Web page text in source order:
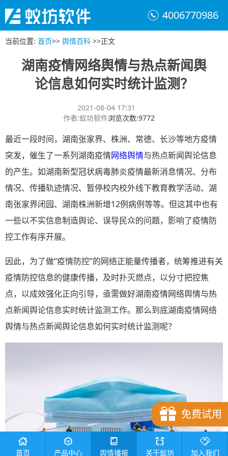
4006770986
当前位置: 首页>> 舆情百科 >>正文
湖南疫情网络舆情与热点新闻舆
论信息如何实时统计监测？
2021-08-04 17:31
作者:蚁坊软件浏览次数:9772
最近一段时间，湖南张家界、株洲、常德、长沙等地方疫情
突发，催生了一系列湖南疫情网络舆情与热点新闻舆论信息
的产生。如湖南新型冠状病毒肺炎疫情最新消息情况、分布
情况、传播轨迹情况、暂停校内校外线下教育教学活动、湖
南张家界闭园、湖南株洲新增12例病例等等。但这其中也有
一些以不实信息制造舆论、误导民众的问题，影响了疫情防
控工作有序开展。
因此，为了做“疫情防控”的网络正能量传播者，统筹推进有关
疫情防控信息的健康传播，及时扑灭燃点，以分寸把控焦
点，以成效强化正向引导，亟需做好湖南疫情网络舆情与热
点新闻舆论信息实时统计监测工作。那么到底湖南疫情网络
舆情与热点新闻舆论信息如何实时统计监测呢？
免费试用
首页 产品中心 舆情播报 关于蚁坊 加入我们